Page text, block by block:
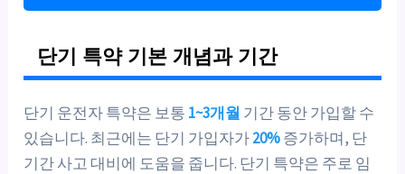
단기 특약 기본 개념과 기간
단기 운전자 특약은 보통 1~3개월 기간 동안 가입할 수
있습니다. 최근에는 단기 가입자가20%증가하며, 단
기간 사고 대비에 도움을 줍니다. 단기 특약은 주로 임